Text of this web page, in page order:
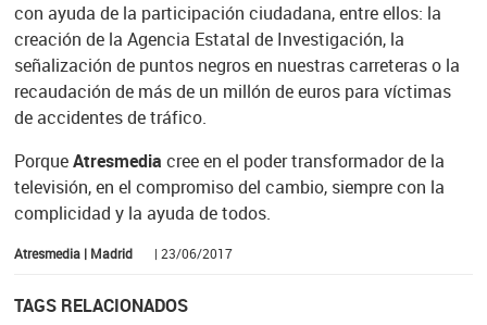
con ayuda de la participación ciudadana, entre ellos: la
creación de la Agencia Estatal de Investigación, la
señalización de puntos negros en nuestras carreteras o la
recaudación de más de un millón de euros para víctimas
de accidentes de tráfico.
PorqueAtresmedia cree en el poder transformador de la
televisión, en el compromiso del cambio, siempre con la
complicidad y la ayuda de todos.
Atresmedia | Madrid | 23/06/2017
TAGS RELACIONADOS